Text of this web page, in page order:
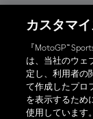
カスタマ
『MotoGP™
は、当社のウェ
定し、利用者の
て作成したプロ
を表示するため
使用しています